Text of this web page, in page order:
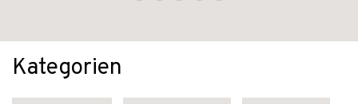
Kategorien